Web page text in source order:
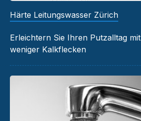
Härte Leitungswasser Zürich
Erleichtern Sie Ihren Putzalltag mit
weniger Kalkflecken